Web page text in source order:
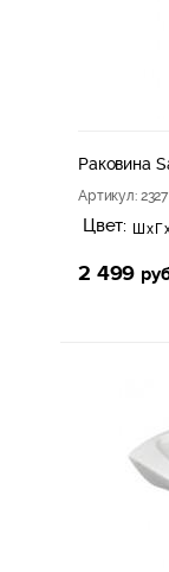
Раковина
Артикул: 2327
Цвет:
2 499